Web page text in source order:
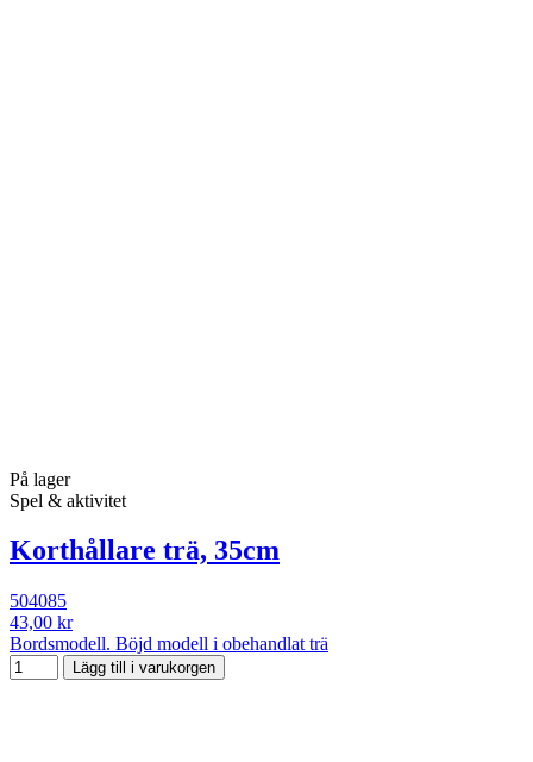
På lager
Spel & aktivitet
Korthållare trä, 35cm
504085
43,00 kr
Bordsmodell. Böjd modell i obehandlat trä
Lägg till i varukorgen